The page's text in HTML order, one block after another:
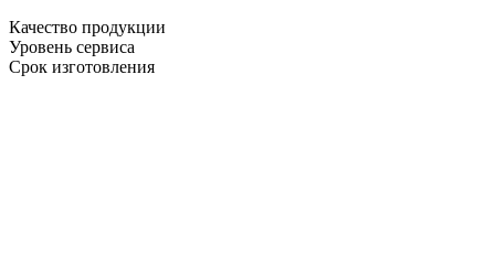
Качество продукции
Уровень сервиса
Срок изготовления